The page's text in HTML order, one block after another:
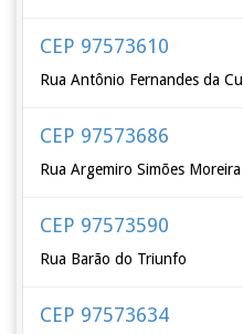
CEP 97573610
Rua Antônio Fernandes da
CEP 97573686
Rua Argemiro Simões Moreira
CEP 97573590
Rua Barão do Triunfo
CEP 97573634